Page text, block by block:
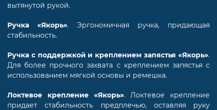
вытянутой рукой.
Ручка «Якорь». Эргономичная ручка, придающая
стабильность.
Ручка с поддержкой и креплением запястья «Якорь».
Для более прочного захвата с креплением запястья с
использованием мягкой основы и ремешка.
Локтевое крепление «Якорь». Локтевое крепление
придает стабильность предплечью, оставляя руку